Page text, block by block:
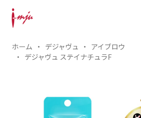
ホーム デジャヴュ
アイブロウ
デジャヴュ ステイナチュラF